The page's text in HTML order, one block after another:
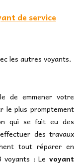
de service
les autres voyants.
de emmener votre
le plus promptement
qui se fait eu des
des travaux
tout réparer en
voyants : Le voyant